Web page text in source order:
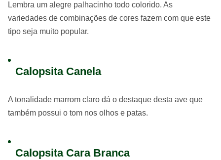
Lembra um alegre palhacinho todo colorido. As
variedades de combinações de cores fazem com que este
tipo seja muito popular.
Calopsita Canela
A tonalidade marrom claro dá o destaque desta ave que
também possui o tom nos olhos e patas.
Calopsita Cara Branca